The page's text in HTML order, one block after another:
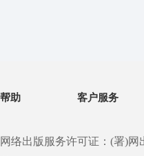
帮助 客户服务
网络出版服务许可证：(署)网